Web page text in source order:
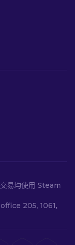
易均使用 Steam
205, 1061,